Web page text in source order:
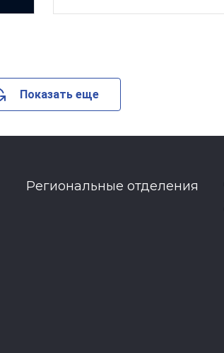
Показать еще
Региональные отделения